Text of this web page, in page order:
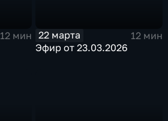
12 мин
22 марта
12 мин
Эфир от 23.03.2026